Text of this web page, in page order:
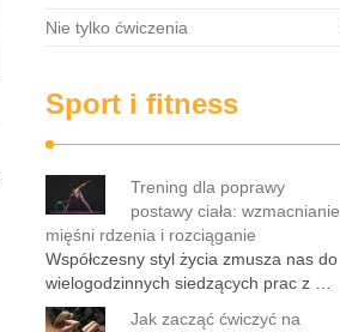
Nie tylko ćwiczenia
Sport i fitness
Trening dla poprawy
postawy ciała: wzmacnianie
mięśni rdzenia i rozciąganie
Współczesny styl życia zmusza nas do
wielogodzinnych siedzących prac z …
Jak zacząć ćwiczyć na